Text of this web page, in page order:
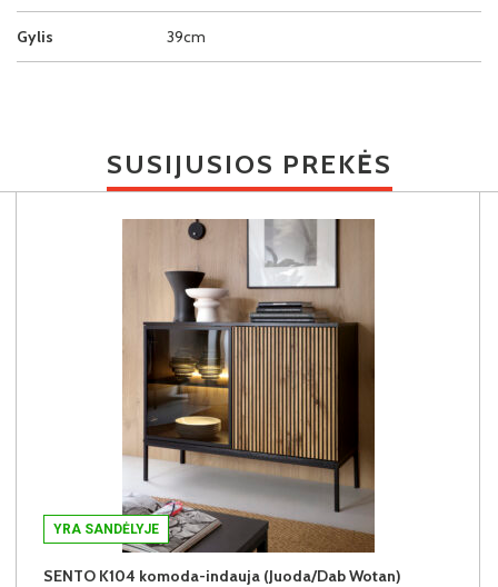
Gylis 39cm
SUSIJUSIOS PREKĖS
YRA SANDĖLYJE
SENTO K104 komoda-indauja (Juoda/Dab Wotan)